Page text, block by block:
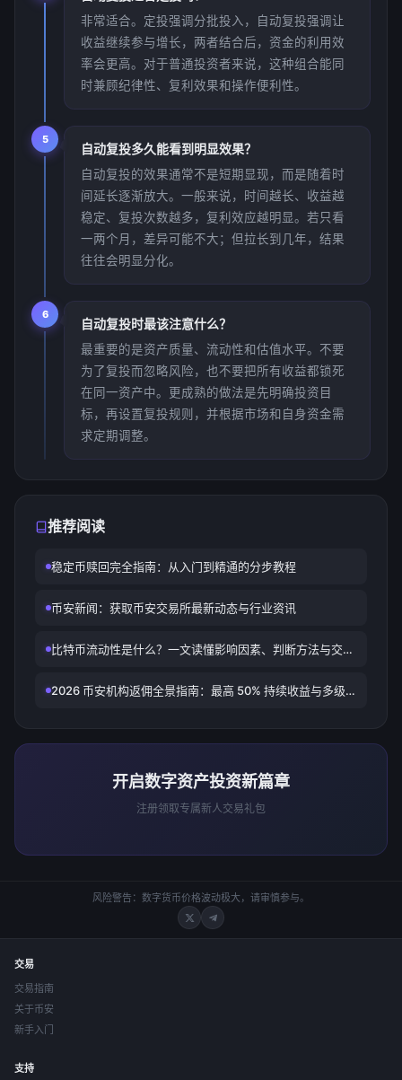
非常适合。定投强调分批投入，自动复投强调让
收益继续参与增长，两者结合后，资金的利用效
率会更高。对于普通投资者来说，这种组合能同
时兼顾纪律性、复利效果和操作便利性。
5
自动复投多久能看到明显效果？
自动复投的效果通常不是短期显现，而是随着时
间延长逐渐放大。一般来说，时间越长、收益越
稳定、复投次数越多，复利效应越明显。若只看
一两个月，差异可能不大；但拉长到几年，结果
往往会明显分化。
6
自动复投时最该注意什么？
最重要的是资产质量、流动性和估值水平。不要
为了复投而忽略风险，也不要把所有收益都锁死
在同一资产中。更成熟的做法是先明确投资目
标，再设置复投规则，并根据市场和自身资金需
求定期调整。
推荐阅读
稳定币赎回完全指南：从入门到精通的分步教程
币安新闻：获取币安交易所最新动态与行业资讯
比特币流动性是什么？一文读懂影响因素、判断方法与交易
2026 币安机构返佣全景指南：最高 50% 持续收益与多级
开启数字资产投资新篇章
注册领取专属新人交易礼包
风险警告：数字货币价格波动极大，请审慎参与。
交易
交易指南
关于币安
新手入门
支持